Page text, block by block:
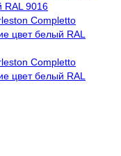
RAL 9016
Completto
цвет белый RAL
Completto
цвет белый RAL